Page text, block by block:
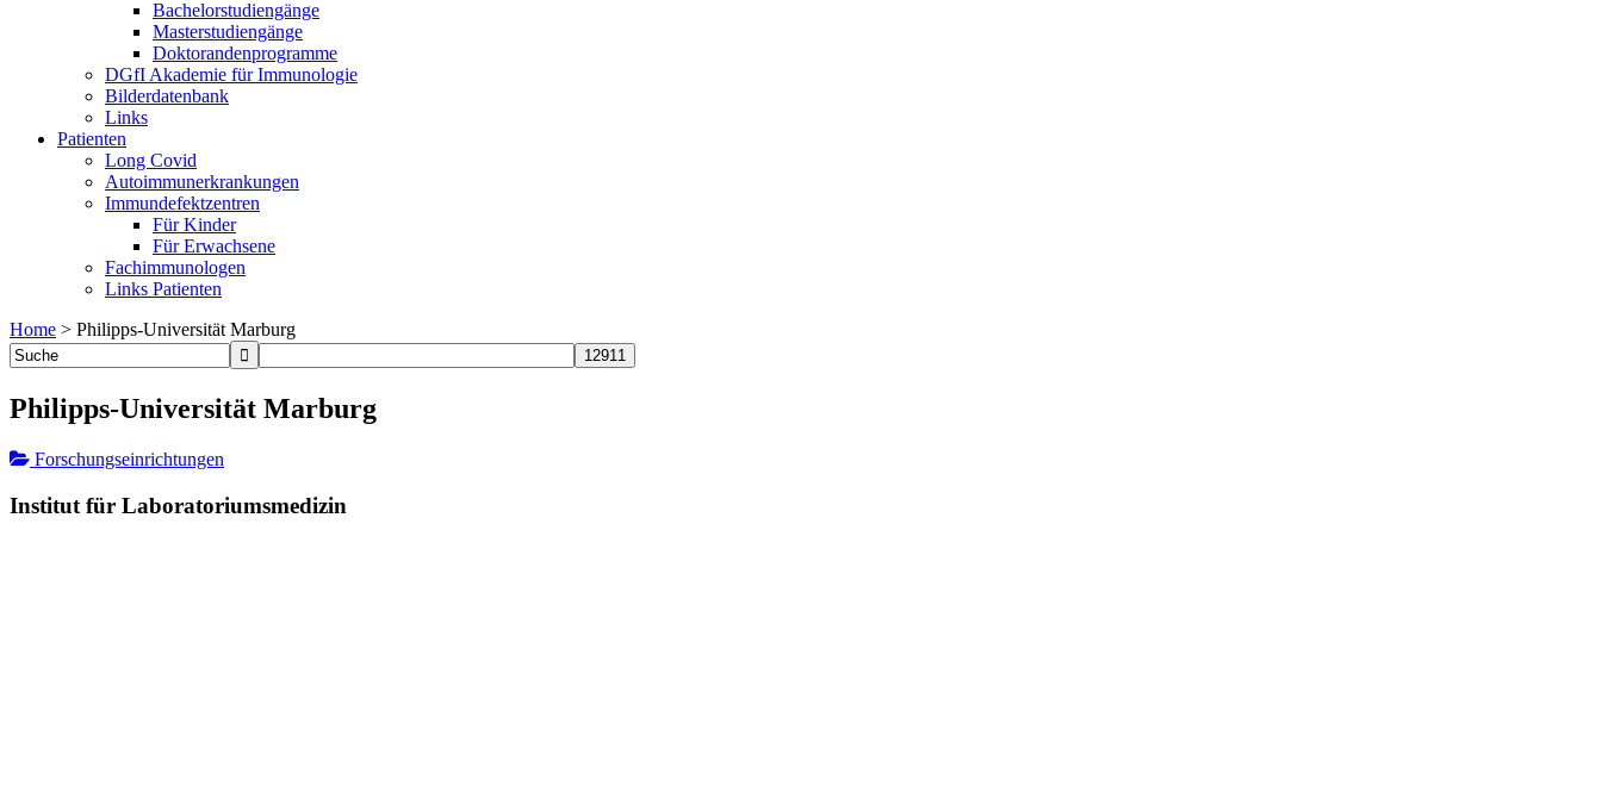
Bachelorstudiengänge
Masterstudiengänge
Doktorandenprogramme
DGfI Akademie für Immunologie
Bilderdatenbank
Links
Patienten
Long Covid
Autoimmunerkrankungen
Immundefektzentren
Für Kinder
Für Erwachsene
Fachimmunologen
Links Patienten
Home > Philipps-Universität Marburg
Philipps-Universität Marburg
Forschungseinrichtungen
Institut für Laboratoriumsmedizin